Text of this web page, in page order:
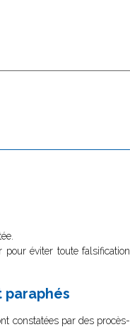
éviter toute falsification
paraphés
constatées par des procès-